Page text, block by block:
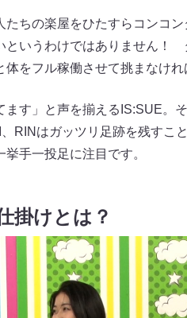
ちの楽屋をひたすらコンコ
というわけではありません！
をフル稼働させて挑まなけれ
す」と声を揃えるIS:SUE。
、RINはガッツリ足跡を残す
手一投足に注目です。
掛けとは？